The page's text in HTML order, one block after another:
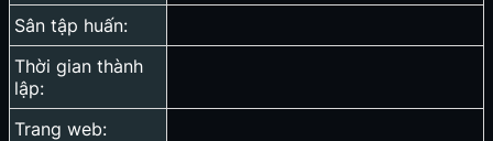
Sân tập huấn:
Thời gian thành
lập:
Trang web: